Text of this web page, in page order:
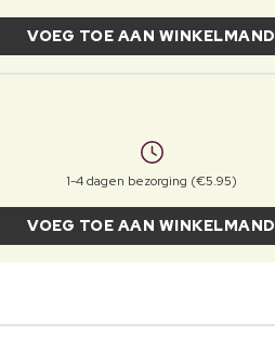
VOEG TOE AAN WINKELMAND
1-4 dagen bezorging (€5.95)
VOEG TOE AAN WINKELMAND